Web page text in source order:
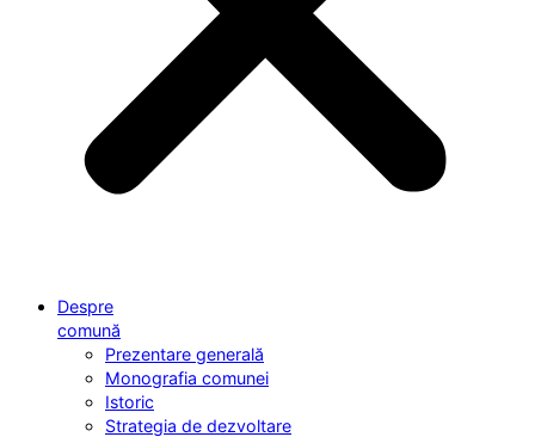
Despre
comună
Prezentare generală
Monografia comunei
Istoric
Strategia de dezvoltare